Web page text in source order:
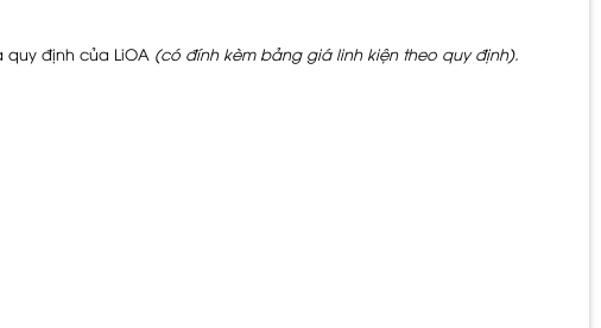
định của LiOA (có đính kèm bảng giá linh kiện theo quy định).